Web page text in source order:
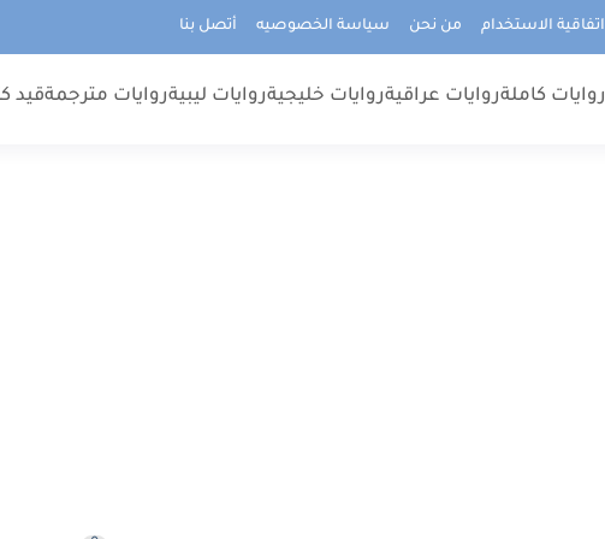
اتفاقية الاستخدام من نحن سياسة الخصوصيه أتصل بنا
روايات كاملةروايات عراقيةروايات خليجيةروايات ليبيةروايات مترجمةقيد